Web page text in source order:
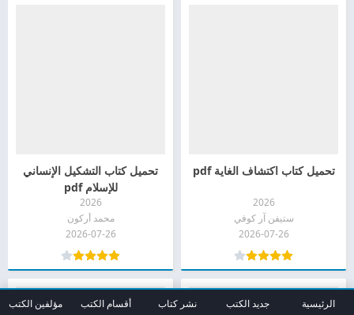
تحميل كتاب اكتشاف الغاية pdf
2026
ستيفن آر كوفي
2026-07-26
تحميل كتاب التشكيل الإنساني
للإسلام pdf
2026
محمد أركون
2026-07-26
الرئيسية جديد الكتب نشر كتاب أقسام الكتب مؤلفين الكتب